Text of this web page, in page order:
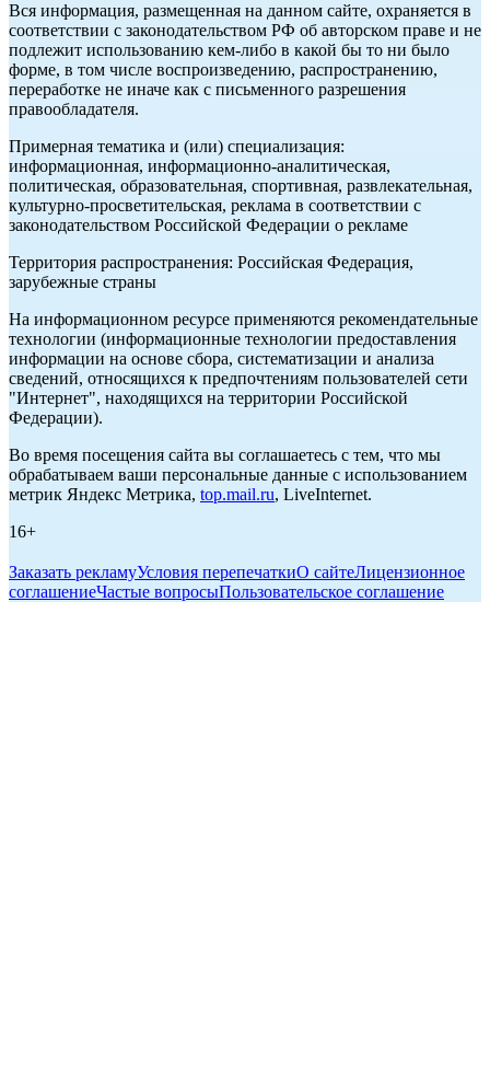
Вся информация, размещенная на данном сайте, охраняется в
соответствии с законодательством РФ об авторском праве и не
подлежит использованию кем-либо в какой бы то ни было
форме, в том числе воспроизведению, распространению,
переработке не иначе как с письменного разрешения
правообладателя.
Примерная тематика и (или) специализация:
информационная, информационно-аналитическая,
политическая, образовательная, спортивная, развлекательная,
культурно-просветительская, реклама в соответствии с
законодательством Российской Федерации о рекламе
Территория распространения: Российская Федерация,
зарубежные страны
На информационном ресурсе применяются рекомендательные
технологии (информационные технологии предоставления
информации на основе сбора, систематизации и анализа
сведений, относящихся к предпочтениям пользователей сети
"Интернет", находящихся на территории Российской
Федерации).
Во время посещения сайта вы соглашаетесь с тем, что мы
обрабатываем ваши персональные данные с использованием
метрик Яндекс Метрика, top.mail.ru, LiveInternet.
16+
Заказать рекламуУсловия перепечаткиО сайтеЛицензионное
соглашениеЧастые вопросыПользовательское соглашение